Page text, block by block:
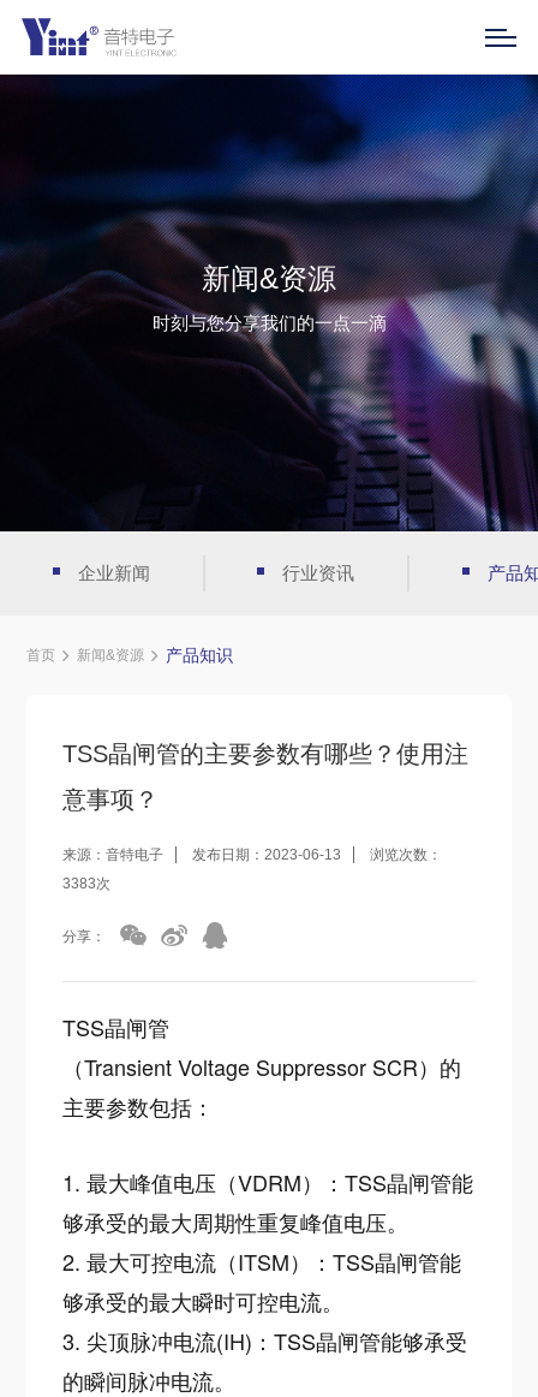
新闻&资源
时刻与您分享我们的一点一滴
企业新闻 行业资讯 产品
首页 新闻&资源 产品知识
TSS晶闸管的主要参数有哪些？使用注
意事项？
来源：音特电子 发布日期：2023-06-13
浏览次数：
3383次
分享：
TSS晶闸管
（Transient Voltage Suppressor SCR）的
主要参数包括：
1. 最大峰值电压（VDRM）：TSS晶闸管能
够承受的最大周期性重复峰值电压。
2. 最大可控电流（ITSM）：TSS晶闸管能
够承受的最大瞬时可控电流。
3. 尖顶脉冲电流(IH)：TSS晶闸管能够承受
的瞬间脉冲电流。